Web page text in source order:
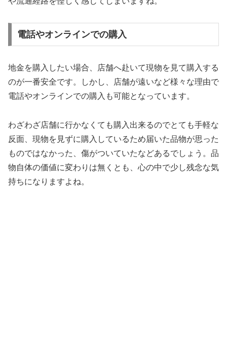
電話やオンラインでの購入
地金を購入したい場合、店舗へ赴いて現物を見て購入する
のが一番安全です。しかし、店舗が遠いなど様々な理由で
電話やオンラインでの購入も可能となっています。
わざわざ店舗に行かなくても購入出来るのでとても手軽な
反面、現物を見ずに購入しているため届いた品物が思った
ものではなかった、傷がついていたなどあるでしょう。品
物自体の価値に変わりは無くとも、心の中で少し残念な気
持ちになりますよね。